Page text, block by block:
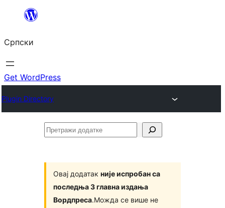
Скочи
садржај
Српски
Get WordPress
Plugin Directory
Претражи
Овај додатак није испробан са
последња 3 главна издања
Вордпреса.Можда се више не